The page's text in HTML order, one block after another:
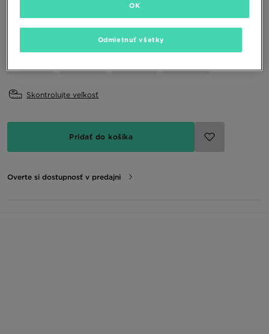
42,5
Skontrolujte veľkosť
Pridať do košíka
Overte si dostupnosť v predajni
Odmietnuť všetky
OK